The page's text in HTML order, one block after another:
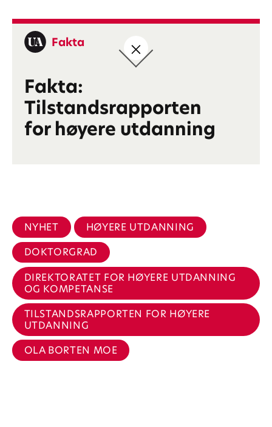
Fakta
Fakta:
Tilstandsrapporten
for høyere utdanning
NYHET
HØYERE UTDANNING
DOKTORGRAD
DIREKTORATET FOR HØYERE UTDANNING
OG KOMPETANSE
TILSTANDSRAPPORTEN FOR HØYERE
UTDANNING
OLA BORTEN MOE